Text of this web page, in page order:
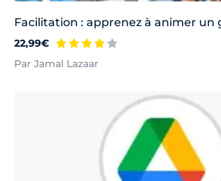
Facilitation : apprenez à animer un
22,99€
Par Jamal Lazaar